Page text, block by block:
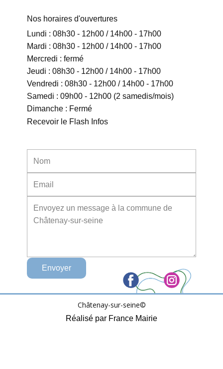
Nos horaires d'ouvertures
Lundi : 08h30 - 12h00 / 14h00 - 17h00
Mardi : 08h30 - 12h00 / 14h00 - 17h00
Mercredi : fermé
Jeudi : 08h30 - 12h00 / 14h00 - 17h00
Vendredi : 08h30 - 12h00 / 14h00 - 17h00
Samedi : 09h00 - 12h00 (2 samedis/mois)
Dimanche : Fermé
Envoyer
Recevoir le Flash Infos
Châtenay-sur-seine©
Réalisé par France Mairie